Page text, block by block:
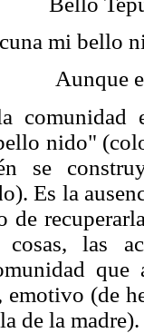
mi bello
Aunque
comunidad
nido"
se
Es la
de
las
emotivo (de
de la madre).